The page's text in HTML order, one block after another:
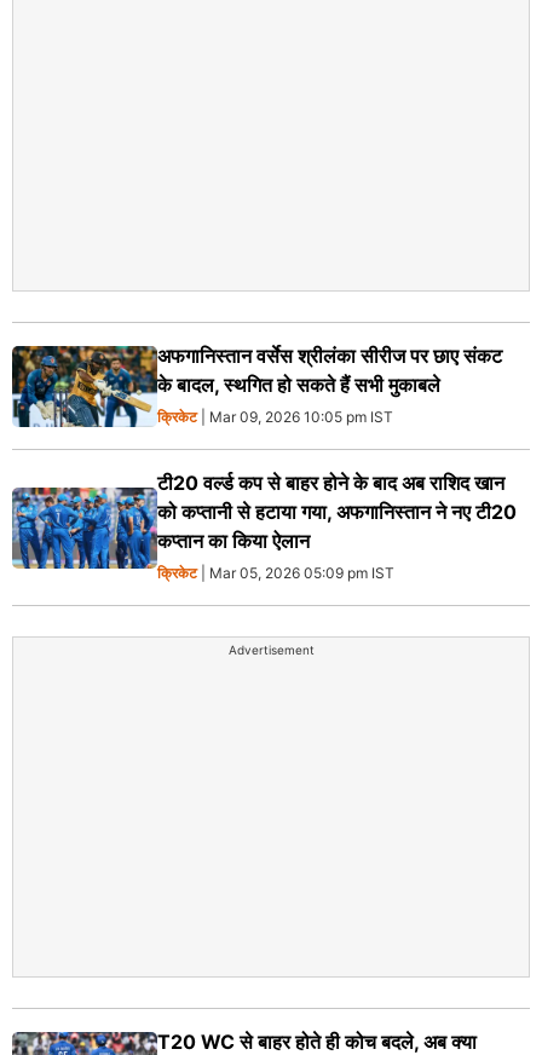
अफगानिस्तान वर्सेस श्रीलंका सीरीज पर छाए संकट
के बादल, स्थगित हो सकते हैं सभी मुकाबले
क्रिकेट| Mar 09, 2026 10:05 pm IST
टी20 वर्ल्ड कप से बाहर होने के बाद अब राशिद खान
को कप्तानी से हटाया गया, अफगानिस्तान ने नए टी20
कप्तान का किया ऐलान
क्रिकेट| Mar 05, 2026 05:09 pm IST
Advertisement
T20 WC से बाहर होते ही कोच बदले, अब क्या